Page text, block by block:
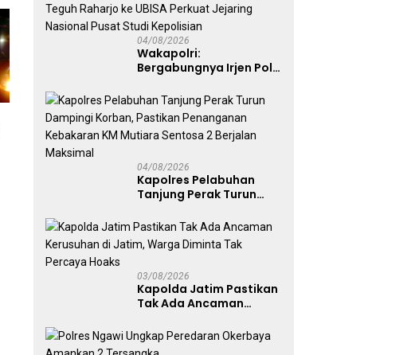
04/08/2026
Wakapolri:
Bergabungnya Irjen Pol.
UBISA Perkuat Jejaring
Nasional Pusat Studi
Kepolisian
04/08/2026
Kapolres Pelabuhan
Tanjung Perak Turun
Pastikan Penanganan
Kebakaran KM Mutiara
Sentosa 2 Berjalan
03/08/2026
Kapolda Jatim Pastikan
Tak Ada Ancaman
Warga Diminta Tak
Percaya Hoaks